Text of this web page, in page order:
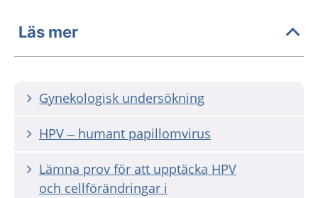
Läs mer
Gynekologisk undersökning
HPV – humant papillomvirus
Lämna prov för att upptäcka HPV
och cellförändringar i